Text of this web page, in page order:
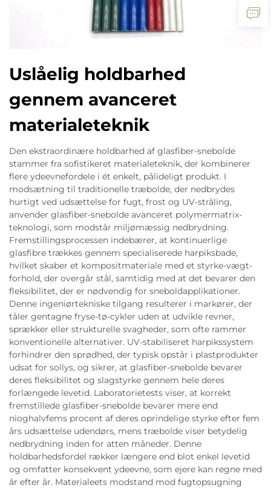
Uslåelig holdbarhed
gennem avanceret
materialeteknik
Den ekstraordinære holdbarhed af glasfiber-snebolde
stammer fra sofistikeret materialeteknik, der kombinerer
flere ydeevnefordele i ét enkelt, pålideligt produkt. I
modsætning til traditionelle træbolde, der nedbrydes
hurtigt ved udsættelse for fugt, frost og UV-stråling,
anvender glasfiber-snebolde avanceret polymermatrix-
teknologi, som modstår miljømæssig nedbrydning.
Fremstillingsprocessen indebærer, at kontinuerlige
glasfibre trækkes gennem specialiserede harpiksbade,
hvilket skaber et kompositmateriale med et styrke-vægt-
forhold, der overgår stål, samtidig med at det bevarer den
fleksibilitet, der er nødvendig for sneboldapplikationer.
Denne ingeniørtekniske tilgang resulterer i markører, der
tåler gentagne fryse-tø-cykler uden at udvikle revner,
sprækker eller strukturelle svagheder, som ofte rammer
konventionelle alternativer. UV-stabiliseret harpikssystem
forhindrer den sprødhed, der typisk opstår i plastprodukter
udsat for sollys, og sikrer, at glasfiber-snebolde bevarer
deres fleksibilitet og slagstyrke gennem hele deres
forlængede levetid. Laboratorietests viser, at korrekt
fremstillede glasfiber-snebolde bevarer mere end
nioghalvfems procent af deres oprindelige styrke efter fem
års udsættelse udendørs, mens træbolde viser betydelig
nedbrydning inden for atten måneder. Denne
holdbarhedsfordel rækker længere end blot enkel levetid
og omfatter konsekvent ydeevne, som ejere kan regne med
år efter år. Materialeets modstand mod fugtopsugning